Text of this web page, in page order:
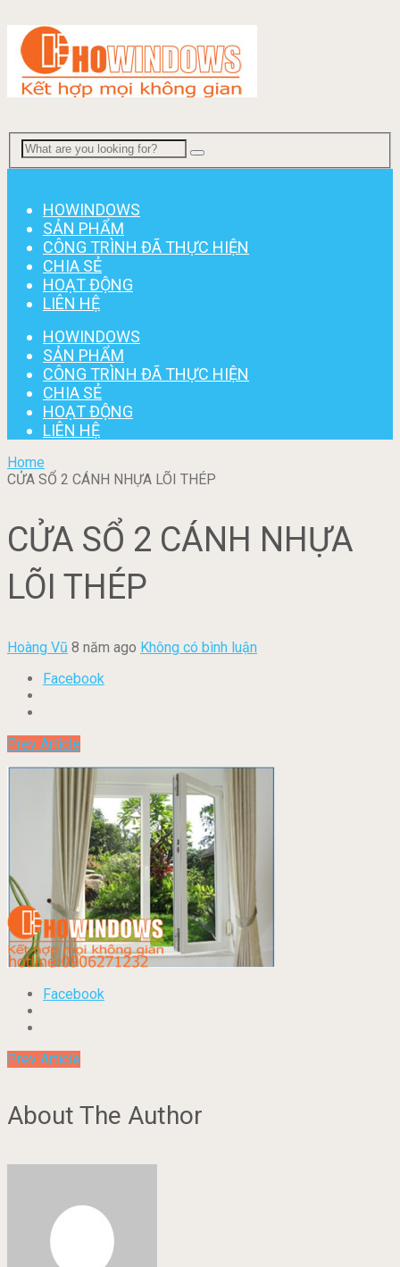
HOWINDOWS
SẢN PHẨM
CÔNG TRÌNH ĐÃ THỰC HIỆN
CHIA SẺ
HOẠT ĐỘNG
LIÊN HỆ
HOWINDOWS
SẢN PHẨM
CÔNG TRÌNH ĐÃ THỰC HIỆN
CHIA SẺ
HOẠT ĐỘNG
LIÊN HỆ
Home
CỬA SỔ 2 CÁNH NHỰA LÕI THÉP
CỬA SỔ 2 CÁNH NHỰA
LÕI THÉP
Hoàng Vũ 8 năm ago Không có bình luận
Facebook
Prev Article
Facebook
Prev Article
About The Author